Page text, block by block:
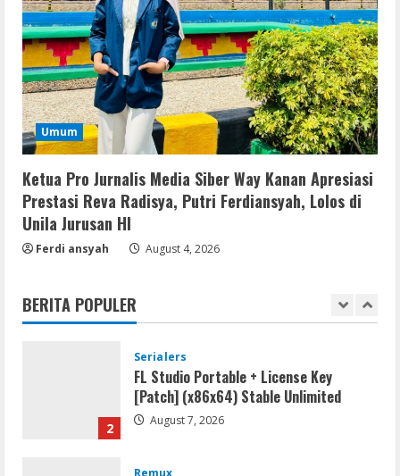
Umum
Ketua Pro Jurnalis Media Siber Way Kanan Apresiasi
Prestasi Reva Radisya, Putri Ferdiansyah, Lolos di
Unila Jurusan HI
Ferdi ansyah August 4, 2026
BERITA POPULER
4
Serialers
MATLAB R2024b Crack exe [Full] x64
Bypass
August 7, 2026
5
Serialers
VMware Workstation Portable +
August 6, 2026
1
VL
Microsoft Office Auto-Activated
2
Serialers
FL Studio Portable + License Key
[Patch] (x86x64) Stable Unlimited
August 7, 2026
Remux